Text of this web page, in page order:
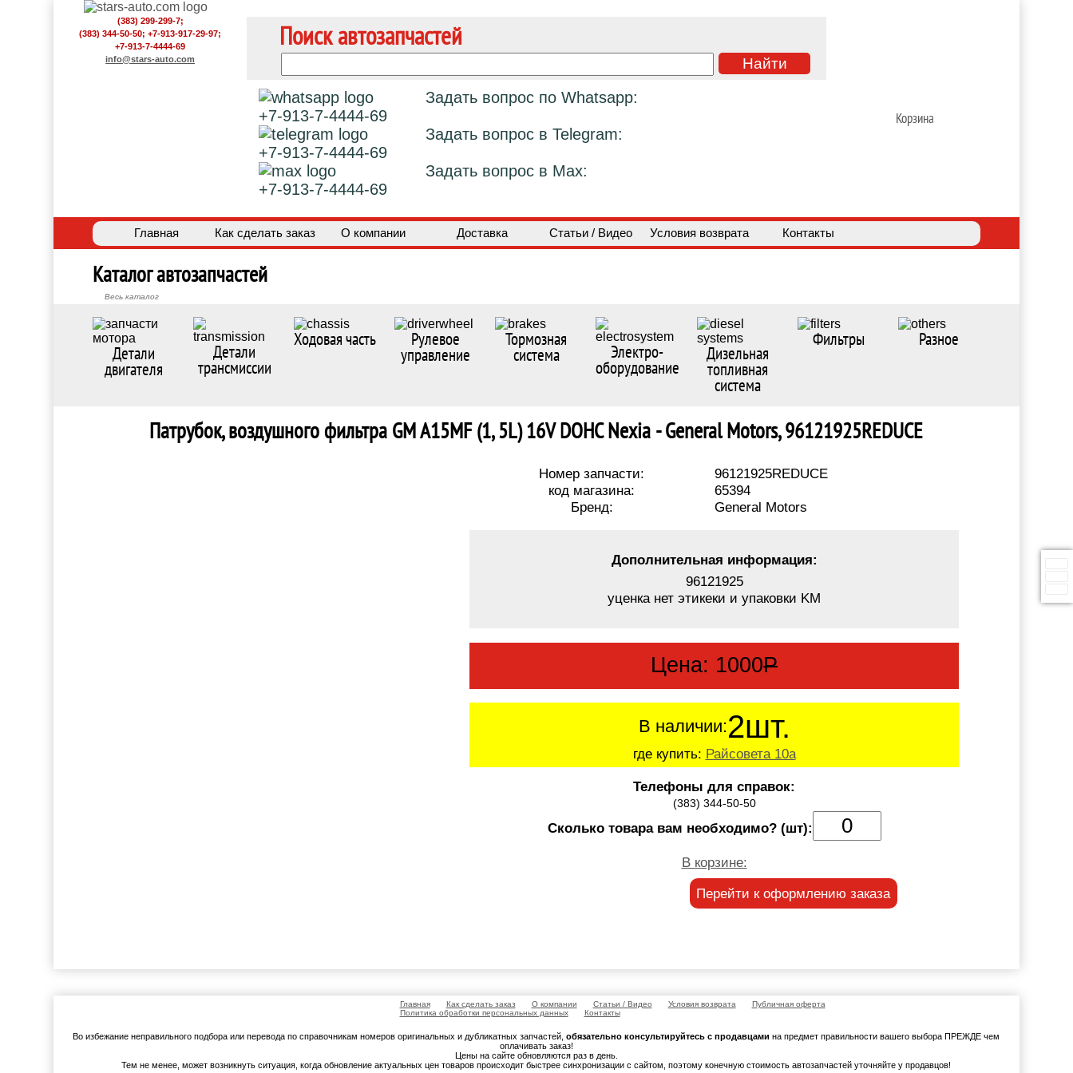
(383) 299-299-7;
(383) 344-50-50; +7-913-917-29-97;
+7-913-7-4444-69
info@stars-auto.com
Поиск автозапчастей
Задать вопрос по Whatsapp:
+7-913-7-4444-69
Задать вопрос в Telegram:
+7-913-7-4444-69
Задать вопрос в Max:
+7-913-7-4444-69
Корзина
Главная Как сделать заказ О компании Доставка Статьи / Видео Условия возврата Контакты
Каталог автозапчастей
Весь каталог
Детали
двигателя
Детали
трансмиссии
Ходовая часть Рулевое
управление
Тормозная
система Электро-
оборудование
Дизельная
топливная
система
Фильтры Разное
Патрубок, воздушного фильтра GM A15MF (1, 5L) 16V DOHC Nexia - General Motors, 96121925REDUCE
Номер запчасти:
96121925REDUCE
код магазина:
65394
Бренд:
General Motors
Дополнительная информация:
96121925
уценка нет этикеки и упаковки KM
Цена: 1000Р
В наличии:2шт.
где купить: Райсовета 10а
Телефоны для справок:
(383) 344-50-50
Сколько товара вам необходимо? (шт):
В корзине:
Перейти к оформлению заказа
Главная Как сделать заказ О компании Статьи / Видео Условия возврата
Публичная оферта
Политика обработки персональных данных
Контакты
Во избежание неправильного подбора или перевода по справочникам номеров оригинальных и дубликатных запчастей,обязательно консультируйтесь с продавцами на предмет правильности вашего выбора ПРЕЖДЕ чем
оплачивать заказ!
Цены на сайте обновляются раз в день.
Тем не менее, может возникнуть ситуация, когда обновление актуальных цен товаров происходит быстрее синхронизации с сайтом, поэтому конечную стоимость автозапчастей уточняйте у продавцов!